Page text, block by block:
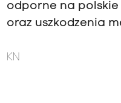
odporne na
oraz uszkodzenia
KN